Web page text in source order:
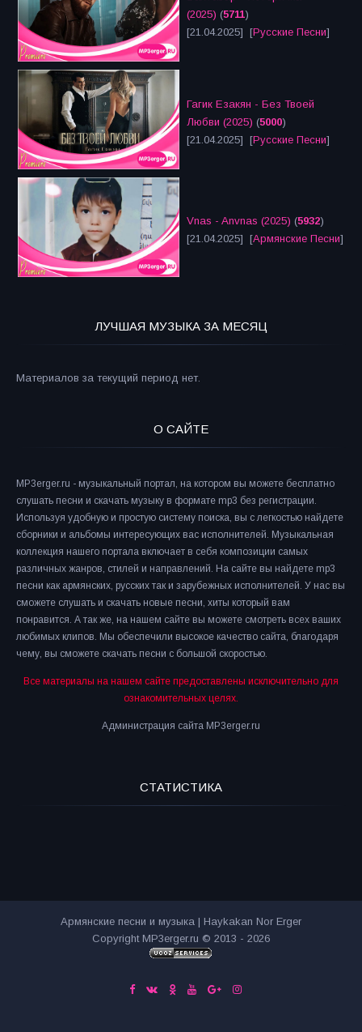
(2025) (5711)
[21.04.2025] [Русские Песни]
Гагик Езакян - Без Твоей
Любви (2025) (5000)
[21.04.2025] [Русские Песни]
Vnas - Anvnas (2025) (5932)
[21.04.2025] [Армянские Песни]
ЛУЧШАЯ МУЗЫКА ЗА МЕСЯЦ
Материалов за текущий период нет.
О САЙТЕ
MP3erger.ru - музыкальный портал, на котором вы можете бесплатно
слушать песни и скачать музыку в формате mp3 без регистрации.
Используя удобную и простую систему поиска, вы с легкостью найдете
сборники и альбомы интересующих вас исполнителей. Музыкальная
коллекция нашего портала включает в себя композиции самых
различных жанров, стилей и направлений. На сайте вы найдете mp3
песни как армянских, русских так и зарубежных исполнителей. У нас вы
сможете слушать и скачать новые песни, хиты который вам
понравится. А так же, на нашем сайте вы можете смотреть всех ваших
любимых клипов. Мы обеспечили высокое качество сайта, благодаря
чему, вы сможете скачать песни с большой скоростью.
Все материалы на нашем сайте предоставлены исключительно для
ознакомительных целях.
Администрация сайта MP3erger.ru
СТАТИСТИКА
Армянские песни и музыка | Haykakan Nor Erger
Copyright MP3erger.ru © 2013 - 2026